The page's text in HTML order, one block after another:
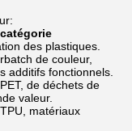
des plastiques.
de couleur,
additifs fonctionnels.
de déchets de
valeur.
matériaux